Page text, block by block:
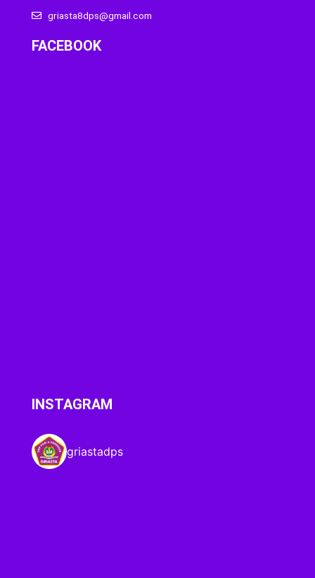
griasta8dps@gmail.com
FACEBOOK
INSTAGRAM
griastadps